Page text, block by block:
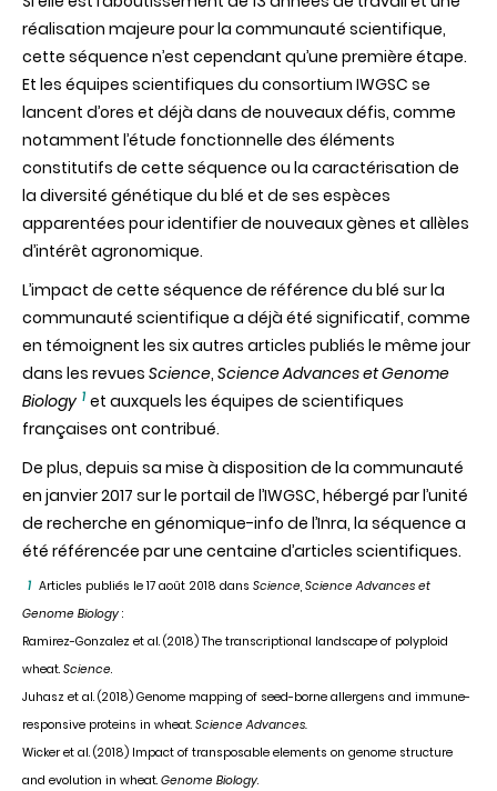
réalisation majeure pour la communauté scientifique,
cette séquence n’est cependant qu’une première étape.
Et les équipes scientifiques du consortium IWGSC se
lancent d’ores et déjà dans de nouveaux défis, comme
notamment l’étude fonctionnelle des éléments
constitutifs de cette séquence ou la caractérisation de
la diversité génétique du blé et de ses espèces
apparentées pour identifier de nouveaux gènes et allèles
d’intérêt agronomique.
L’impact de cette séquence de référence du blé sur la
communauté scientifique a déjà été significatif, comme
en témoignent les six autres articles publiés le même jour
dans les revues Science, Science Advances et Genome
Biology 1 et auxquels les équipes de scientifiques
françaises ont contribué.
De plus, depuis sa mise à disposition de la communauté
en janvier 2017 sur le portail de l’IWGSC, hébergé par l’unité
de recherche en génomique-info de l’Inra, la séquence a
été référencée par une centaine d’articles scientifiques.
1 Articles publiés le 17 août 2018 dans Science, Science Advances et
Genome Biology :
Ramirez-Gonzalez et al. (2018) The transcriptional landscape of polyploid
wheat. Science.
Juhasz et al. (2018) Genome mapping of seed-borne allergens and immune-
responsive proteins in wheat. Science Advances.
Wicker et al. (2018) Impact of transposable elements on genome structure
and evolution in wheat. Genome Biology.